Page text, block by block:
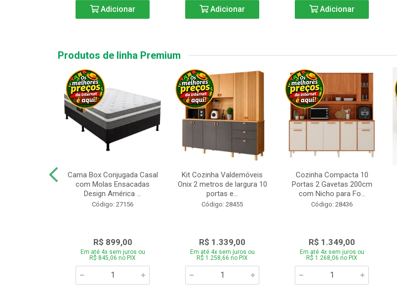
Adicionar Adicionar Adicionar
Produtos de linha Premium
Cama Box Conjugada Casal
com Molas Ensacadas
Design América ...
Código: 27156
R$ 899,00
Em até 4x sem juros ou
R$ 845,06 no PIX
Kit Cozinha Valdemóveis
Onix 2 metros de largura 10
portas e...
Código: 28455
R$ 1.339,00
Em até 4x sem juros ou
R$ 1.258,66 no PIX
Cozinha Compacta 10
Portas 2 Gavetas 200cm
com Nicho para Fo...
Código: 28436
R$ 1.349,00
Em até 4x sem juros ou
R$ 1.268,06 no PIX